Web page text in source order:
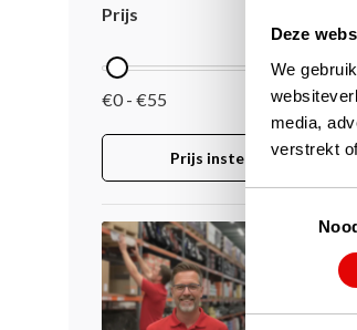
Deze
We
media,
verstrekt
Prijs
€0 - €55
Prijs instellen